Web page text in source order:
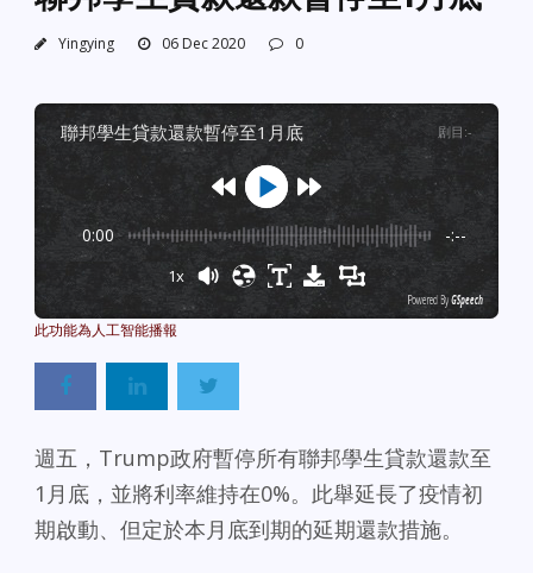
Yingying 06 Dec 2020 0
聯邦學生貸款還款暫停至1月底 剧目 :-
0:00 -:--
1x
Powered By GSpeech
週五，Trump政府暫停所有聯邦學生貸款還款至
1月底，並將利率維持在0%。此舉延長了疫情初
期啟動、但定於本月底到期的延期還款措施。